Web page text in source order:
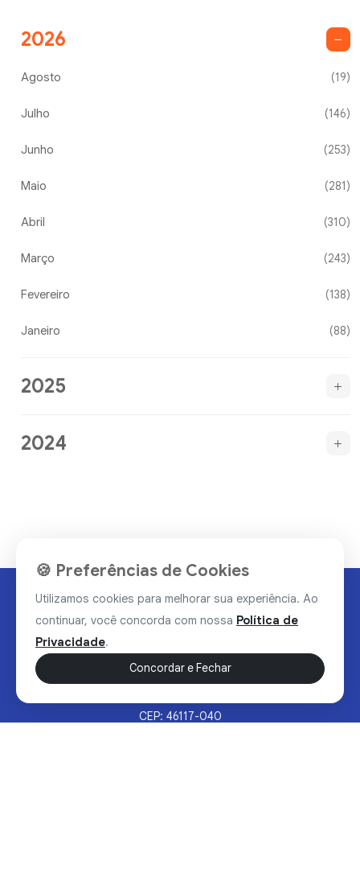
2026
Agosto (19)
Julho (146)
Junho (253)
Maio (281)
Abril (310)
Março (243)
Fevereiro (138)
Janeiro (88)
2025
2024
CEP: 46117-040
🍪 Preferências de Cookies
Utilizamos cookies para melhorar sua experiência. Ao
continuar, você concorda com nossa Política de
Privacidade.
Concordar e Fechar